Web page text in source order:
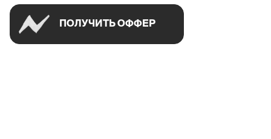
ПОЛУЧИТЬ ОФФЕР